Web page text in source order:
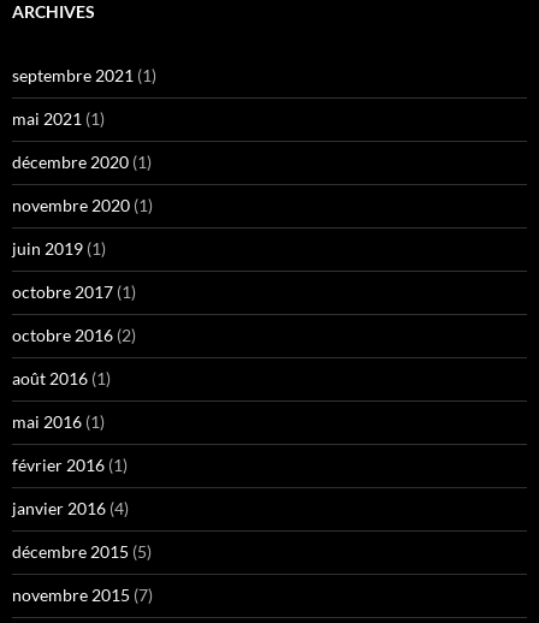
ARCHIVES
septembre 2021 (1)
mai 2021 (1)
décembre 2020 (1)
novembre 2020 (1)
juin 2019 (1)
octobre 2017 (1)
octobre 2016 (2)
août 2016 (1)
mai 2016 (1)
février 2016 (1)
janvier 2016 (4)
décembre 2015 (5)
novembre 2015 (7)